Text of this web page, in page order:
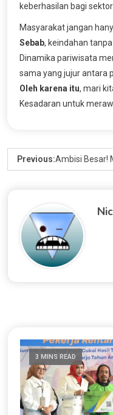
keberhasilan bagi
Masyarakat jangan
Sebab, keindahan
Dinamika pariwisata
sama yang jujur antara
Oleh karena itu, mari
Kesadaran untuk
Previous:Ambisi Besar!
3 MINS READ